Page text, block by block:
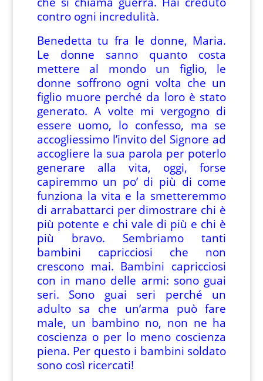
contro ogni incredulità.
Benedetta tu fra le donne, Maria.
Le donne sanno quanto costa
mettere al mondo un figlio, le
donne soffrono ogni volta che un
figlio muore perché da loro è stato
generato. A volte mi vergogno di
essere uomo, lo confesso, ma se
accogliessimo l’invito del Signore ad
accogliere la sua parola per poterlo
generare alla vita, oggi, forse
capiremmo un po’ di più di come
funziona la vita e la smetteremmo
di arrabattarci per dimostrare chi è
più potente e chi vale di più e chi è
più bravo. Sembriamo tanti
bambini capricciosi che non
crescono mai. Bambini capricciosi
con in mano delle armi: sono guai
seri. Sono guai seri perché un
adulto sa che un’arma può fare
male, un bambino no, non ne ha
coscienza o per lo meno coscienza
piena. Per questo i bambini soldato
sono così ricercati!